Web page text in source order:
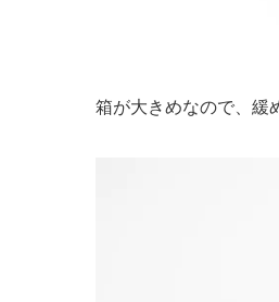
箱が大きめなので、緩